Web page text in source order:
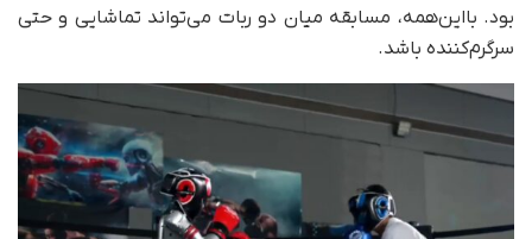
بود. بااین‌همه، مسابقه میان دو ربات می‌تواند تماشایی و حتی
سرگرم‌کننده باشد.